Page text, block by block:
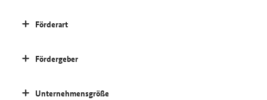
Förderart
Fördergeber
Unternehmensgröße